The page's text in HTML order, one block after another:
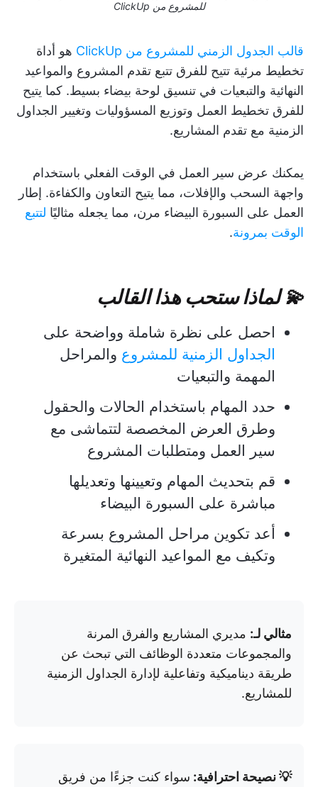
للمشروع من ClickUp
قالب الجدول الزمني للمشروع من ClickUp
هو أداة
تخطيط مرئية تتيح للفرق تتبع تقدم المشروع والمواعيد
النهائية والتبعيات في تنسيق لوحة بيضاء بسيط. كما يتيح
للفرق تخطيط العمل وتوزيع المسؤوليات وتغيير الجداول
الزمنية مع تقدم المشاريع.
يمكنك عرض سير العمل في الوقت الفعلي باستخدام
واجهة السحب والإفلات، مما يتيح التعاون والكفاءة. إطار
العمل على السبورة البيضاء مرن، مما يجعله مثاليًا لتتبع
الوقت بمرونة.
💫 لماذا ستحب هذا القالب
احصل على نظرة شاملة وواضحة على
الجداول الزمنية للمشروع والمراحل
المهمة والتبعيات
حدد المهام باستخدام الحالات والحقول
وطرق العرض المخصصة لتتماشى مع
سير العمل ومتطلبات المشروع
قم بتحديث المهام وتعيينها وتعديلها
مباشرة على السبورة البيضاء
أعد تكوين مراحل المشروع بسرعة
وتكيف مع المواعيد النهائية المتغيرة
مثالي لـ: مديري المشاريع والفرق المرنة
والمجموعات متعددة الوظائف التي تبحث عن
طريقة ديناميكية وتفاعلية لإدارة الجداول الزمنية
للمشاريع.
💡 نصيحة احترافية: سواء كنت جزءًا من فريق